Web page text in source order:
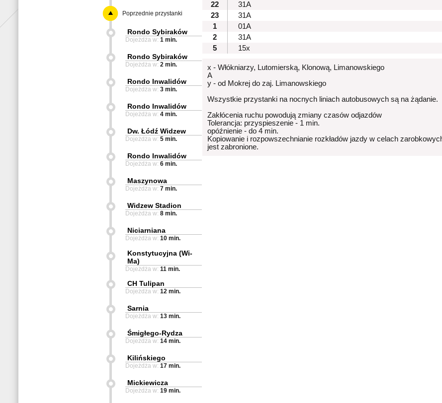
22
31A
23
31A
1
01A
2
31A
5
15x
x - Włókniarzy, Lutomierską, Klonową, Limanowskiego
A
y - od Mokrej do zaj. Limanowskiego
Wszystkie przystanki na nocnych liniach autobusowych są na żądanie.
Zakłócenia ruchu powodują zmiany czasów odjazdów
Tolerancja: przyspieszenie - 1 min.
opóźnienie - do 4 min.
Kopiowanie i rozpowszechnianie rozkładów jazdy w celach
jest zabronione.
Poprzednie przystanki
Rondo Sybiraków
Dojeżdża w: 1 min.
Rondo Sybiraków
Dojeżdża w: 2 min.
Rondo Inwalidów
Dojeżdża w: 3 min.
Rondo Inwalidów
Dojeżdża w: 4 min.
Dw. Łódź Widzew
Dojeżdża w: 5 min.
Rondo Inwalidów
Dojeżdża w: 6 min.
Maszynowa
Dojeżdża w: 7 min.
Widzew Stadion
Dojeżdża w: 8 min.
Niciarniana
Dojeżdża w: 10 min.
Konstytucyjna (Wi-
Ma)
Dojeżdża w: 11 min.
CH Tulipan
Dojeżdża w: 12 min.
Sarnia
Dojeżdża w: 13 min.
Śmigłego-Rydza
Dojeżdża w: 14 min.
Kilińskiego
Dojeżdża w: 17 min.
Mickiewicza
Dojeżdża w: 19 min.